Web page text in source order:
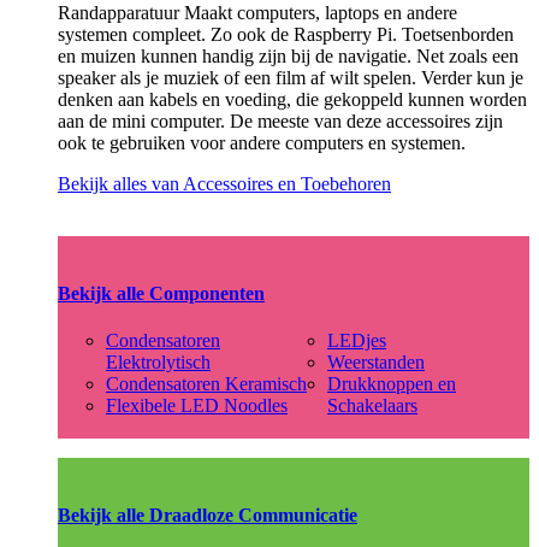
Randapparatuur Maakt computers, laptops en andere
systemen compleet. Zo ook de Raspberry Pi. Toetsenborden
en muizen kunnen handig zijn bij de navigatie. Net zoals een
speaker als je muziek of een film af wilt spelen. Verder kun je
denken aan kabels en voeding, die gekoppeld kunnen worden
aan de mini computer. De meeste van deze accessoires zijn
ook te gebruiken voor andere computers en systemen.
Bekijk alles van Accessoires en Toebehoren
Bekijk alle Componenten
Condensatoren
Elektrolytisch
Condensatoren Keramisch
Flexibele LED Noodles
LEDjes
Weerstanden
Drukknoppen en
Schakelaars
Bekijk alle Draadloze Communicatie